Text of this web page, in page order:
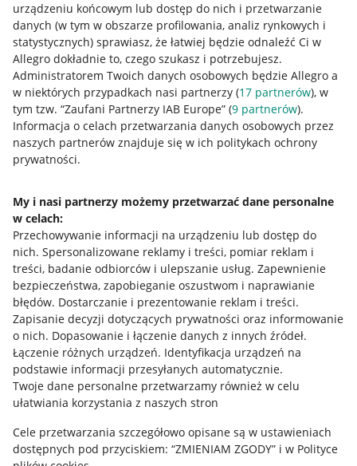
urządzeniu końcowym lub dostęp do nich i przetwarzanie
danych (w tym w obszarze profilowania, analiz rynkowych i
statystycznych) sprawiasz, że łatwiej będzie odnaleźć Ci w
Allegro dokładnie to, czego szukasz i potrzebujesz.
Administratorem Twoich danych osobowych będzie Allegro a
w niektórych przypadkach nasi partnerzy (17 partnerów), w
tym tzw. “Zaufani Partnerzy IAB Europe” (9 partnerów).
Informacja o celach przetwarzania danych osobowych przez
naszych partnerów znajduje się w ich politykach ochrony
prywatności.
My i nasi partnerzy możemy przetwarzać dane personalne
w celach:
Przechowywanie informacji na urządzeniu lub dostęp do
nich. Spersonalizowane reklamy i treści, pomiar reklam i
treści, badanie odbiorców i ulepszanie usług. Zapewnienie
bezpieczeństwa, zapobieganie oszustwom i naprawianie
błędów. Dostarczanie i prezentowanie reklam i treści.
Zapisanie decyzji dotyczących prywatności oraz informowanie
o nich. Dopasowanie i łączenie danych z innych źródeł.
Łączenie różnych urządzeń. Identyfikacja urządzeń na
podstawie informacji przesyłanych automatycznie.
Twoje dane personalne przetwarzamy również w celu
ułatwiania korzystania z naszych stron
Cele przetwarzania szczegółowo opisane są w ustawieniach
dostępnych pod przyciskiem: “ZMIENIAM ZGODY” i w Polityce
Przydatne informacje
Jak to działa
Allegro Gadane dla sprzedających
Allegro Gadane dla kupujących
Mapa miejscowości
Informacje prawne
Regulamin
Polityka plików "cookies"
Ustawienia plików "cookies"
Udostępnianie lokalizacji
Informacje dla Aktu o Usługach Cyfrowych